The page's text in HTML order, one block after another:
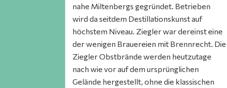
nahe Miltenbergs gegründet. Betrieben
wird da seitdem Destillationskunst auf
höchstem Niveau. Ziegler war dereinst eine
der wenigen Brauereien mit Brennrecht. Die
Ziegler Obstbrände werden heutzutage
nach wie vor auf dem ursprünglichen
Gelände hergestellt, ohne die klassischen